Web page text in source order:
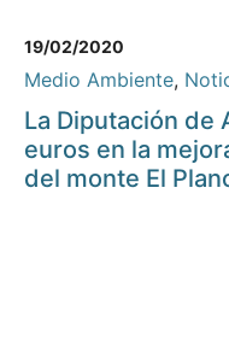
19/02/2020
Medio Ambiente,
La Diputación de
euros en la
del monte El